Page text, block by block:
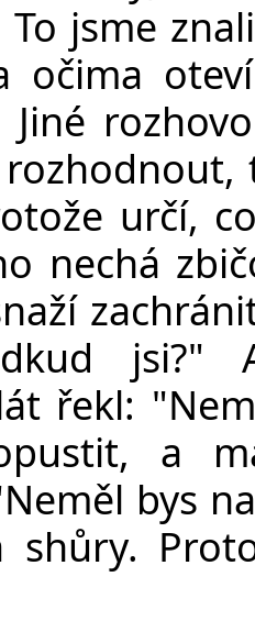
To jsme
očima
Jiné
určí,
nechá
řekl:
a
bys
shůry.